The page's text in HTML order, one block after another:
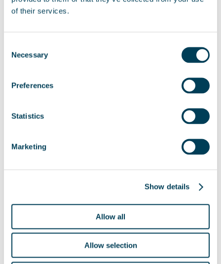
of their services.
Selection
Necessary
Preferences
Statistics
Marketing
Show details
Allow all
Allow selection
objetivo asegurar las comunicaciones de los
automóviles que marcarán la movilidad del futuro
protección digital de los vehículos conectados y
autónomos. Para ello, utilizamos, soluciones de
Blockchain
, para detectar
Dentro de este proyecto, que
, hemos entrado en
En ella, gracias a
Entrega de vehículos autónomos
para ensayos en entornos
director de Autodiscovery, visitó nuestra sede
central de Santiago de Compostela. Un encuentro en